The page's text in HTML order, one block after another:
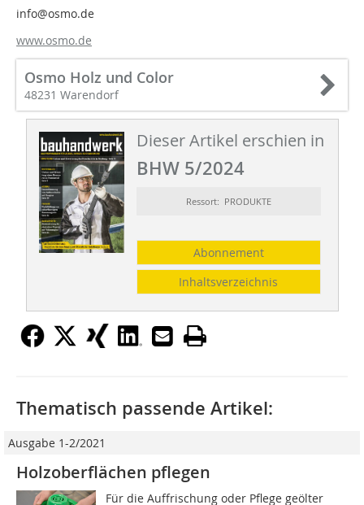
info@osmo.de
www.osmo.de
Osmo Holz und Color
48231 Warendorf
Dieser Artikel erschien in
BHW 5/2024
Ressort: PRODUKTE
Abonnement
Inhaltsverzeichnis
Thematisch passende Artikel:
Ausgabe 1-2/2021
Holzoberflächen pflegen
Für die Auffrischung oder Pflege geölter